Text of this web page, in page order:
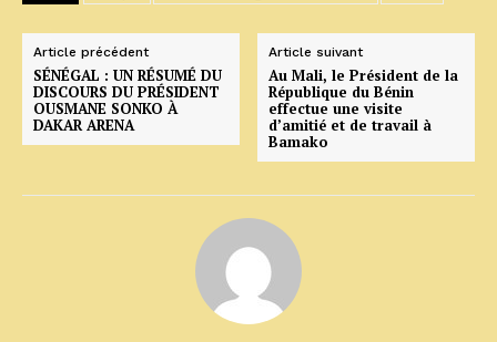
Article précédent
SÉNÉGAL : UN RÉSUMÉ DU
DISCOURS DU PRÉSIDENT
OUSMANE SONKO À
DAKAR ARENA
Article suivant
Au Mali, le Président de la
République du Bénin
effectue une visite
d’amitié et de travail à
Bamako